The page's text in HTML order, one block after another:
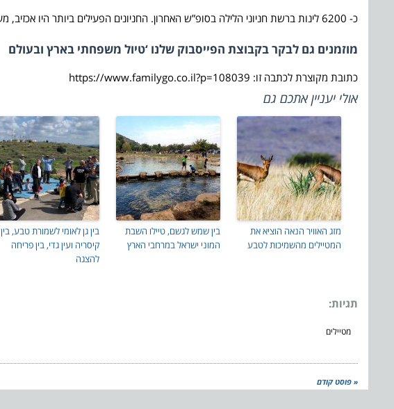
כ- 6200 לינות ברשת חניוני הלילה בסופ”ש האחרון. החניונים הפעילים ביותר היו אכזיב, מעין חרוד, מקורות הירקון ואשקלון.
מוזמנים גם לבקר בקבוצת הפייסבוק שלנו ‘טיול משפחתי בארץ ובעולם
כתובת מקוצרת לכתבה זו: https://www.familygo.co.il?p=108039
אולי יעניין אתכם גם
מזג האוויר הנאה הוציא את
המטיילים מהשמיכות לטבע
בין שמש לגשם, טיילו השבת
המוני ישראל במרחבי הארץ
בין גן לאומי לשמורת טבע, בין
קיסריה ועין גדי, בין פריחה
להצגה
תגיות:
מטיילים
« פוסט קודם